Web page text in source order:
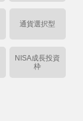
通貨選択型
NISA成長投資
枠